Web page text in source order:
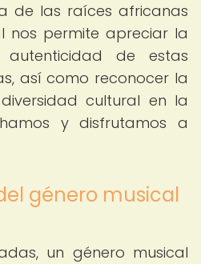
de las raíces africanas
nos permite apreciar la
de estas
así como reconocer la
cultural en la
y disfrutamos a
género musical
un género musical